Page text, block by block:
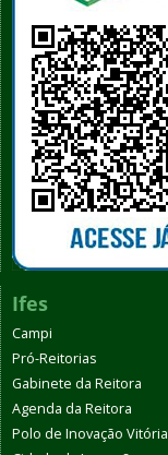
Ifes
Campi
Pró-Reitorias
Gabinete da Reitora
Agenda da Reitora
Polo de Inovação Vitória